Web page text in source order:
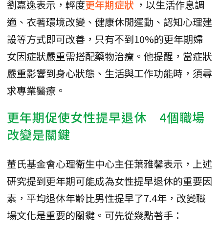
劉嘉逸表示，輕度更年期症狀 ，以生活作息調
適、衣著環境改變、健康休閒運動、認知心理建
設等方式即可改善，只有不到10%的更年期婦
女因症狀嚴重需搭配藥物治療。他提醒，當症狀
嚴重影響到身心狀態、生活與工作功能時，須尋
求專業醫療。
更年期促使女性提早退休 4個職場
改變是關鍵
董氏基金會心理衛生中心主任葉雅馨表示，上述
研究提到更年期可能成為女性提早退休的重要因
素，平均退休年齡比男性提早了7.4年，改變職
場文化是重要的關鍵。可先從幾點著手：